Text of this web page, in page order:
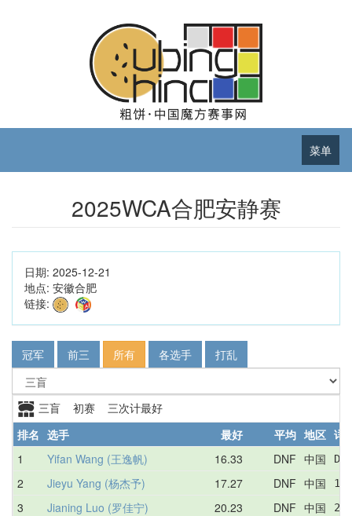
菜单
2025WCA合肥安静赛
日期: 2025-12-21
地点: 安徽合肥
链接:
冠军 前三 所有 各选手 打乱
三盲 初赛 三次计最好
排名 选手 最好 平均 地区 详
1
Yifan Wang (王逸帆) 16.33 DNF 中国
2 Jieyu Yang (杨杰予) 17.27 DNF 中国
3 Jianing Luo (罗佳宁) 20.23 DNF 中国